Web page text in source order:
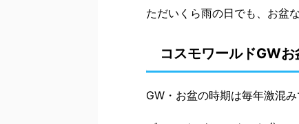
ただいくら雨の日でも、お盆
コスモワールドGW
GW・お盆の時期は毎年激混み